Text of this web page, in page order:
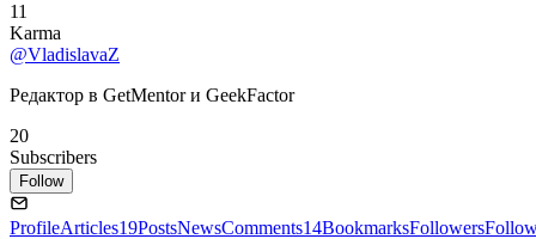
11
Karma
@VladislavaZ
Редактор в GetMentor и GeekFactor
20
Subscribers
Follow
ProfileArticles19PostsNewsComments14BookmarksFollowers